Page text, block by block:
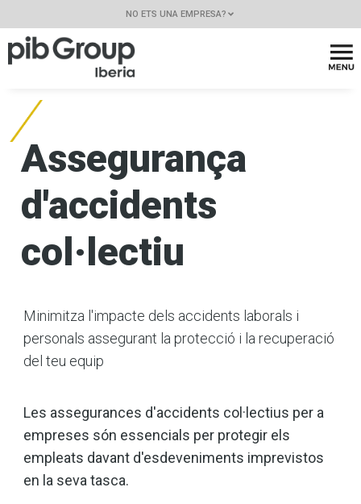
NO ETS UNA EMPRESA?
Assegurança
d'accidents
col·lectiu
Minimitza l'impacte dels accidents laborals i
personals assegurant la protecció i la recuperació
del teu equip
Les assegurances d'accidents col·lectius per a
empreses són essencials per protegir els
empleats davant d'esdeveniments imprevistos
en la seva tasca.